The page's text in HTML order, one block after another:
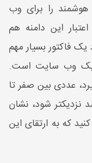
هوشمند را برای وب
این دامنه هم
فاکتور بسیار مهم
یک وب سایت است.‌
عددی بین صفر تا
شود، نشان
که به ارتقای این